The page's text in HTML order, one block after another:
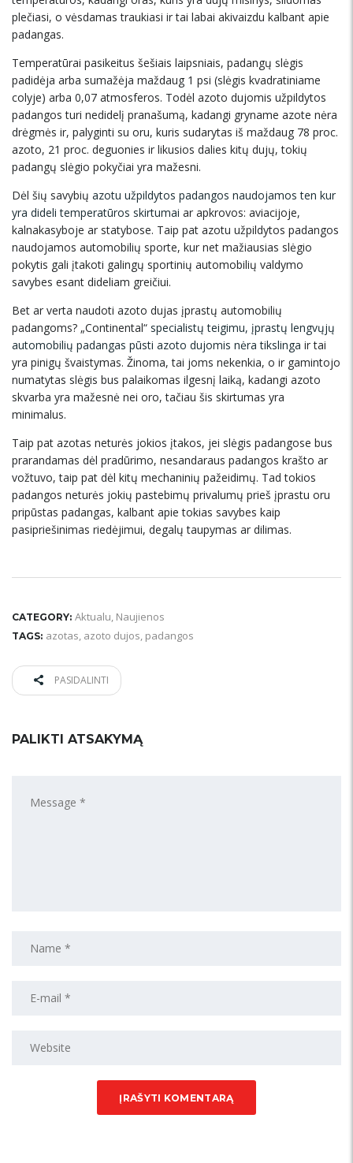
plečiasi, o vėsdamas traukiasi ir tai labai akivaizdu kalbant apie
padangas.
Temperatūrai pasikeitus šešiais laipsniais, padangų slėgis
padidėja arba sumažėja maždaug 1 psi (slėgis kvadratiniame
colyje) arba 0,07 atmosferos. Todėl azoto dujomis užpildytos
padangos turi nedidelį pranašumą, kadangi gryname azote nėra
drėgmės ir, palyginti su oru, kuris sudarytas iš maždaug 78 proc.
azoto, 21 proc. deguonies ir likusios dalies kitų dujų, tokių
padangų slėgio pokyčiai yra mažesni.
Dėl šių savybių azotu užpildytos padangos naudojamos ten kur
yra dideli temperatūros skirtumai ar apkrovos: aviacijoje,
kalnakasyboje ar statybose. Taip pat azotu užpildytos padangos
naudojamos automobilių sporte, kur net mažiausias slėgio
pokytis gali įtakoti galingų sportinių automobilių valdymo
savybes esant dideliam greičiui.
Bet ar verta naudoti azoto dujas įprastų automobilių
padangoms? „Continental“ specialistų teigimu, įprastų lengvųjų
automobilių padangas pūsti azoto dujomis nėra tikslinga ir tai
yra pinigų švaistymas. Žinoma, tai joms nekenkia, o ir gamintojo
numatytas slėgis bus palaikomas ilgesnį laiką, kadangi azoto
skvarba yra mažesnė nei oro, tačiau šis skirtumas yra
minimalus.
Taip pat azotas neturės jokios įtakos, jei slėgis padangose bus
prarandamas dėl pradūrimo, nesandaraus padangos krašto ar
vožtuvo, taip pat dėl kitų mechaninių pažeidimų. Tad tokios
padangos neturės jokių pastebimų privalumų prieš įprastu oru
pripūstas padangas, kalbant apie tokias savybes kaip
pasipriešinimas riedėjimui, degalų taupymas ar dilimas.
CATEGORY: Aktualu, Naujienos
TAGS: azotas, azoto dujos, padangos
PASIDALINTI
PALIKTI ATSAKYMĄ